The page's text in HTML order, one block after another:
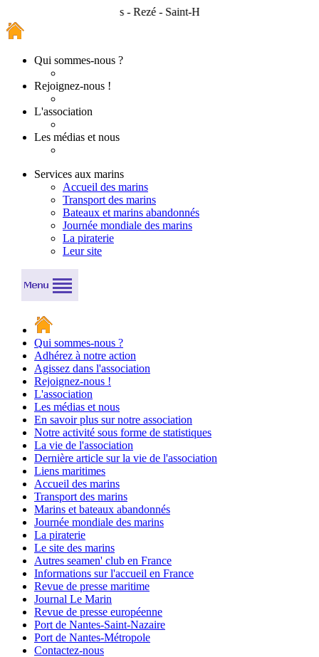
Nantes - Rezé - Saint-Herblain - Bouguenais -
Qui sommes-nous ?
Rejoignez-nous !
L'association
Les médias et nous
Services aux marins
Accueil des marins
Transport des marins
Bateaux et marins abandonnés
Journée mondiale des marins
La piraterie
Leur site
Qui sommes-nous ?
Adhérez à notre action
Agissez dans l'association
Rejoignez-nous !
L'association
Les médias et nous
En savoir plus sur notre association
Notre activité sous forme de statistiques
La vie de l'association
Dernière article sur la vie de l'association
Liens maritimes
Accueil des marins
Transport des marins
Marins et bateaux abandonnés
Journée mondiale des marins
La piraterie
Le site des marins
Autres seamen' club en France
Informations sur l'accueil en France
Revue de presse maritime
Journal Le Marin
Revue de presse européenne
Port de Nantes-Saint-Nazaire
Port de Nantes-Métropole
Contactez-nous